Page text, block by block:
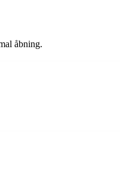
åbning.